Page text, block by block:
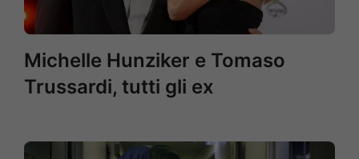
Michelle Hunziker e Tomaso
Trussardi, tutti gli ex